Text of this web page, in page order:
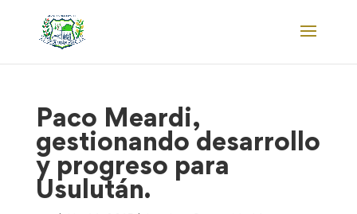
Paco Meardi,
gestionando desarrollo
y progreso para
Usulután.